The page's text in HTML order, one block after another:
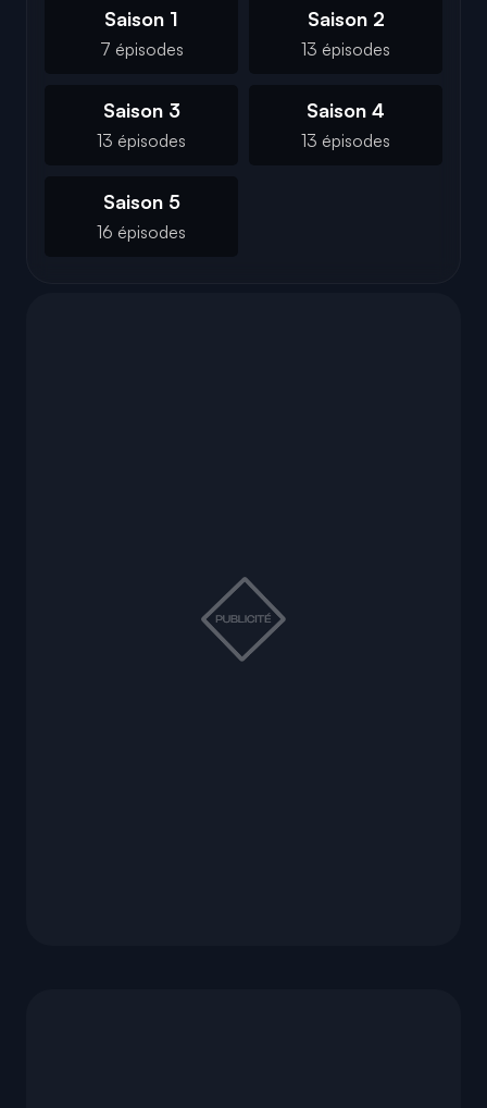
Saison 1
7 épisodes
Saison 2
13 épisodes
Saison 3
13 épisodes
Saison 4
13 épisodes
Saison 5
16 épisodes